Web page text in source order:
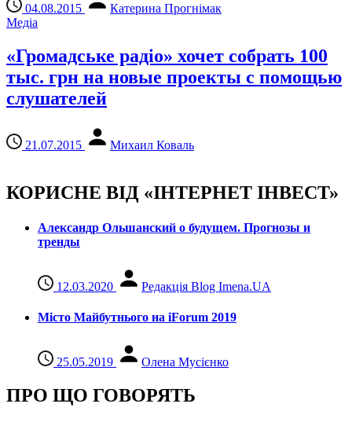
04.08.2015
Катерина Прогнімак
Медіа
«Громадське радіо» хочет собрать 100
тыс. грн на новые проекты с помощью
слушателей
21.07.2015 Михаил Коваль
КОРИСНЕ ВІД «ІНТЕРНЕТ ІНВЕСТ»
Александр Ольшанский о будущем. Прогнозы и
тренды
12.03.2020 Редакція Blog Imena.UA
Місто Майбутнього на iForum 2019
25.05.2019 Олена Мусієнко
ПРО ЩО ГОВОРЯТЬ